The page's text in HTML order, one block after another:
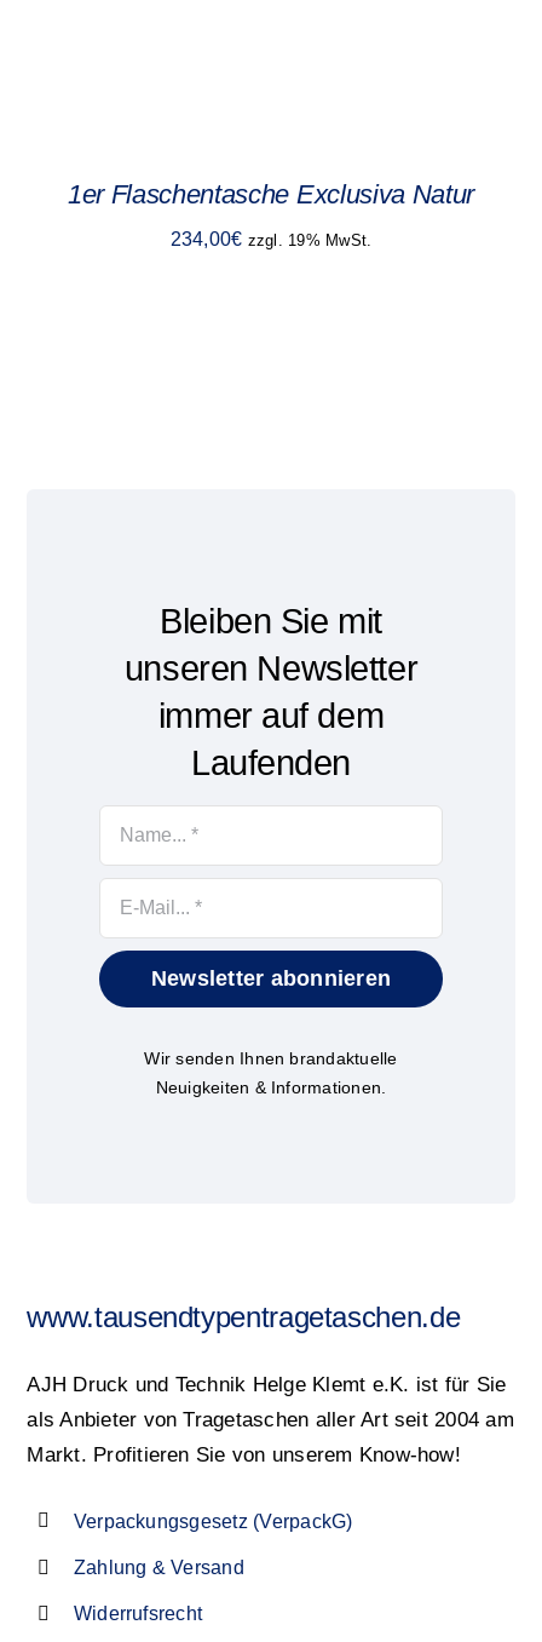
1er Flaschentasche Exclusiva Natur
234,00€ zzgl. 19% MwSt.
Bleiben Sie mit
unseren Newsletter
immer auf dem
Laufenden
Newsletter abonnieren
Wir senden Ihnen brandaktuelle
Neuigkeiten & Informationen.
www.tausendtypentragetaschen.de
AJH Druck und Technik Helge Klemt e.K. ist für Sie
als Anbieter von Tragetaschen aller Art seit 2004 am
Markt. Profitieren Sie von unserem Know-how!
Verpackungsgesetz (VerpackG)
Zahlung & Versand
Widerrufsrecht